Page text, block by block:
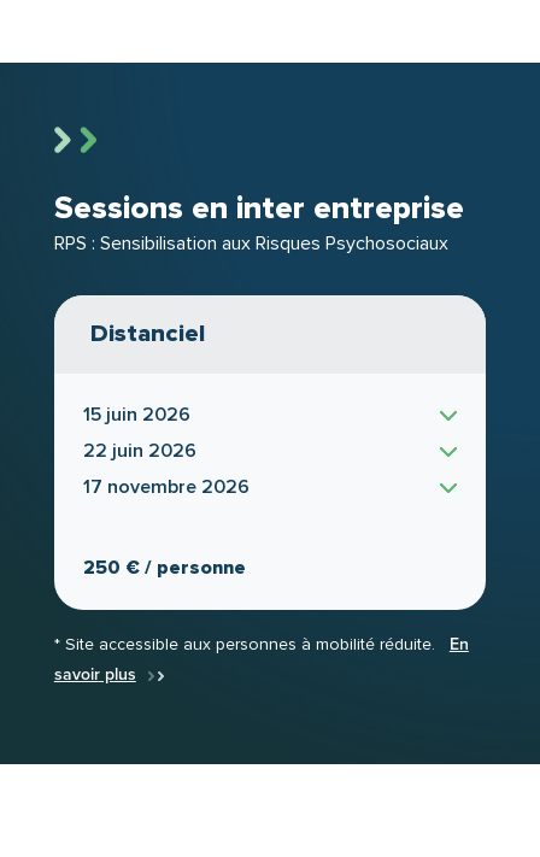
de vos équipes ou de votre direction sur les
au travail
à l’amélioration de la démarche de prévention
des RPS, adaptée à votre environnement
Vous repartez avec des
santé au travail et au renforcement de la
cohésion dans votre organisation.
Sessions en inter entreprise
RPS : Sensibilisation aux Risques Psychosociaux
Distanciel
15 juin 2026
22 juin 2026
17 novembre 2026
250 € / personne
* Site accessible aux personnes à mobilité réduite. En
savoir plus